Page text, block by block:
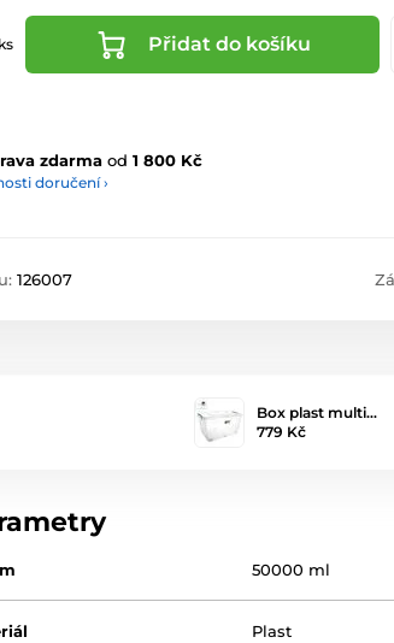
ks Přidat do košíku
zdarma od 1 800 Kč
doručení ›
126007
Box plast multi…
779 Kč
50000 ml
Plast